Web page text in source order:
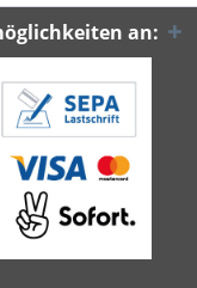
an: